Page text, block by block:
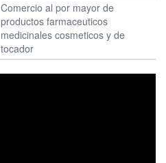
Comercio al por mayor de
productos farmaceuticos
medicinales cosmeticos y de
tocador